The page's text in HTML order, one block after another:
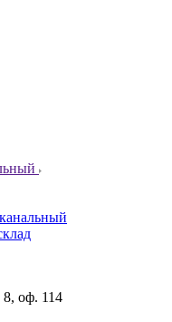
8, оф. 114